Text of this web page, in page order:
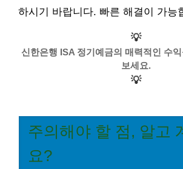
하시기 바랍니다. 빠른 해결이 가능
💡
신한은행 ISA 정기예금의 매력적인 수
보세요.
💡
주의해야 할 점, 알고
요?